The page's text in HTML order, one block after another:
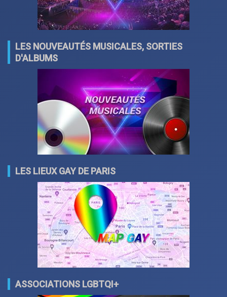
LES NOUVEAUTÉS MUSICALES, SORTIES
D'ALBUMS
LES LIEUX GAY DE PARIS
ASSOCIATIONS LGBTQI+